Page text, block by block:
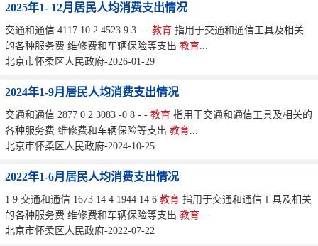
2025年1- 12月居民人均消费支出情况
交通和通信 4117 10 2 4523 9 3 - - 教育 指用于交通和通信工具及相关
的各种服务费 维修费和车辆保险等支出 教育
北京市怀柔区人民政府-2026-01-29
2024年1-9月居民人均消费支出情况
交通和通信 2877 0 2 3083 -0 8 - - 教育 指用于交通和通信工具及相关的
各种服务费 维修费和车辆保险等支出 教育
北京市怀柔区人民政府-2024-10-25
2022年1-6月居民人均消费支出情况
1 9 交通和通信 1673 14 4 1944 14 6 教育 指用于交通和通信工具及相关
的各种服务费 维修费和车辆保险等支出 教育
北京市怀柔区人民政府-2022-07-22